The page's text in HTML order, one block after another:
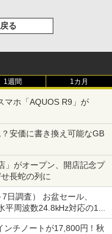
る
1週間 1カ月
マホ「AQUOS R9」が
安価に書き換え可能なGB
」がオープン、開店記念プ
長蛇の列に
日調査） お盆セール、
周波数24.8kHz対応の17
セール ほか
チノートが17,800円！秋